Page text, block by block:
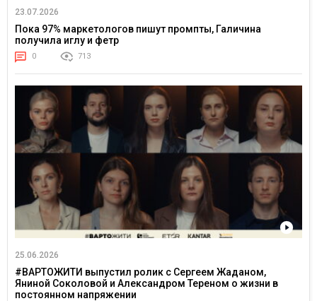
23.07.2026
Пока 97% маркетологов пишут промпты, Галичина
получила иглу и фетр
0 713
25.06.2026
#ВАРТОЖИТИ выпустил ролик с Сергеем Жаданом,
Яниной Соколовой и Александром Тереном о жизни в
постоянном напряжении